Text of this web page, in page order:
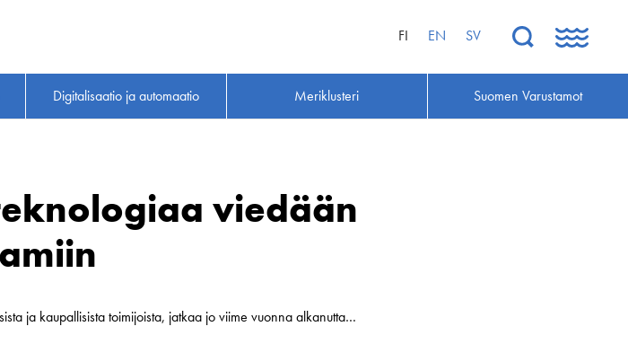
FI EN SV
Digitalisaatio ja automaatio Meriklusteri Suomen Varustamot
viedään
ja kaupallisista toimijoista, jatkaa jo viime vuonna alkanutta…